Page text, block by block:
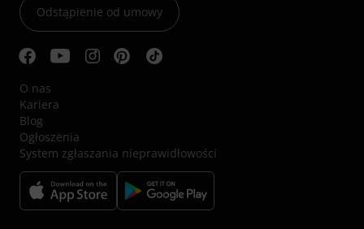
Odstąpienie od umowy
O nas
Kariera
Blog
Ogłoszenia
System zgłaszania nieprawidłowości